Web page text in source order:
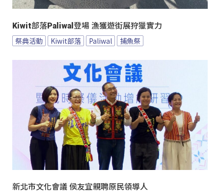
Kiwit部落Paliwal登場 漁獲遊街展狩獵實力
祭典活動 Kiwit部落 Paliwal 捕魚祭
新北市文化會議 侯友宜親聘原民領導人